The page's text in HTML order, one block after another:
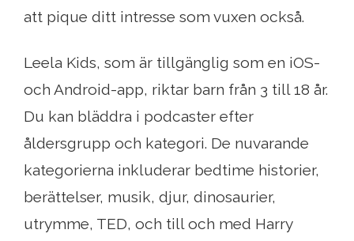
att pique ditt intresse som vuxen också.
Leela Kids, som är tillgänglig som en iOS-
och Android-app, riktar barn från 3 till 18 år.
Du kan bläddra i podcaster efter
åldersgrupp och kategori. De nuvarande
kategorierna inkluderar bedtime historier,
berättelser, musik, djur, dinosaurier,
utrymme, TED, och till och med Harry